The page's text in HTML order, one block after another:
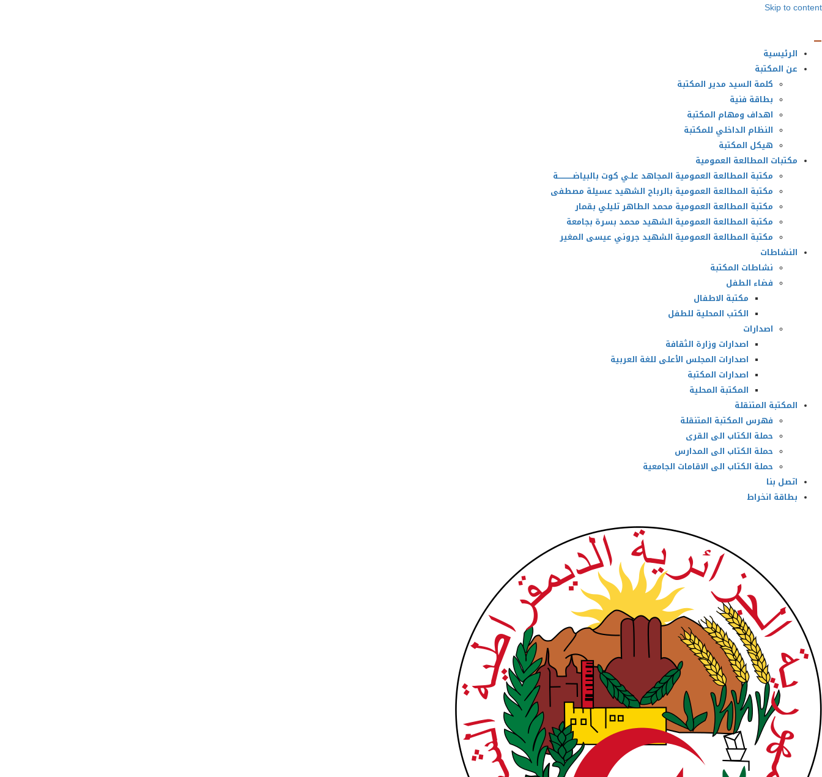
Skip to content
الرئيسية
عن المكتبة
كلمة السيد مدير المكتبة
بطاقة فنية
اهداف ومهام المكتبة
النظام الداخلي للمكتبة
هيكل المكتبة
مكتبات المطالعة العمومية
مكتبة المطالعة العمومية المجاهد علـي كوت بالبياضــــــــــــة
مكتبة المطالعة العمومية بالرباح الشهيد عسيلة مصطفى
مكتبة المطالعة العمومية محمد الطاهر تليلي بقمار
مكتبة المطالعة العمومية الشهيد محمد بسرة بجامعة
مكتبة المطالعة العمومية الشهيد جروني عيسى المغير
النشاطات
نشاطات المكتبة
فضاء الطفل
مكتبة الاطفال
الكتب المحلية للطفل
اصدارات
اصدارات وزارة الثقافة
اصدارات المجلس الأعلى للغة العربية
اصدارات المكتبة
المكتبة المحلية
المكتبة المتنقلة
فهرس المكتبة المتنقلة
حملة الكتاب الى القرى
حملة الكتاب الى المدارس
حملة الكتاب الى الاقامات الجامعية
اتصل بنا
بطاقة انخراط